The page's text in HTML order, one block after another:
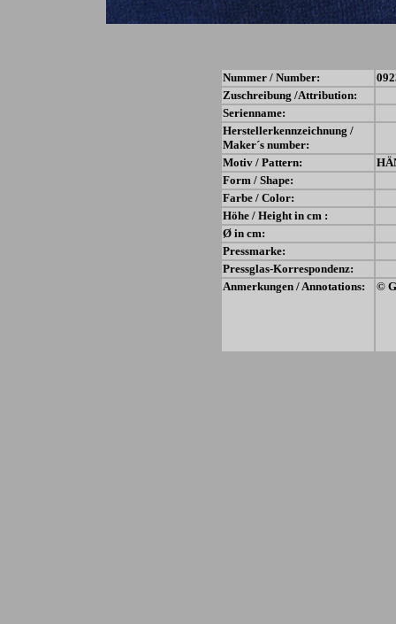
Nummer / Number:
Zuschreibung /Attribution:
Serienname:
Herstellerkennzeichnung /
Maker´s number:
Motiv / Pattern:
Form / Shape:
Farbe / Color:
Höhe / Height in cm :
Ø in cm:
Pressmarke:
Pressglas-Korrespondenz:
Anmerkungen / Annotations:
©